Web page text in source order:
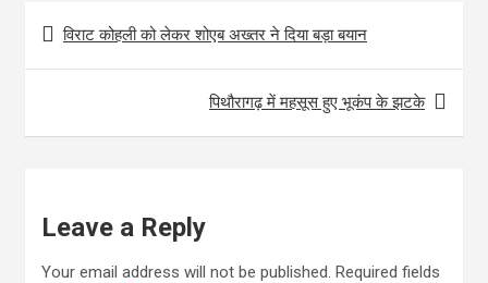
b
o
k
er
s
A
p
p
e
Post
navigation
विराट कोहली को लेकर शोएब अख्तर ने दिया बड़ा बयान
पिथौरागढ़ में महसूस हुए भूकंप के झटके
Leave a Reply
Your email address will not be published. Required fields